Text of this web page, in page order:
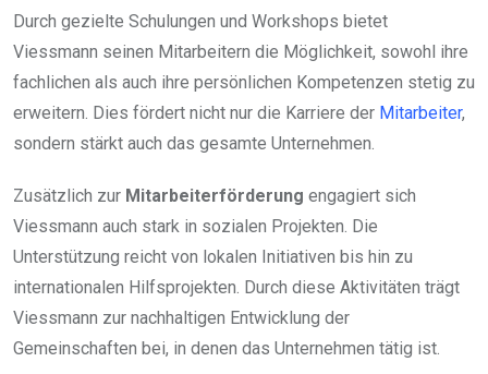
Durch gezielte Schulungen und Workshops bietet
Viessmann seinen Mitarbeitern die Möglichkeit, sowohl ihre
fachlichen als auch ihre persönlichen Kompetenzen stetig zu
erweitern. Dies fördert nicht nur die Karriere der Mitarbeiter,
sondern stärkt auch das gesamte Unternehmen.
Zusätzlich zur Mitarbeiterförderung engagiert sich
Viessmann auch stark in sozialen Projekten. Die
Unterstützung reicht von lokalen Initiativen bis hin zu
internationalen Hilfsprojekten. Durch diese Aktivitäten trägt
Viessmann zur nachhaltigen Entwicklung der
Gemeinschaften bei, in denen das Unternehmen tätig ist.